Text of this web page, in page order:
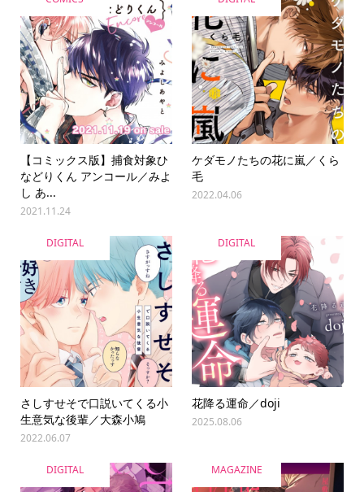
【コミックス版】捕食対象ひ
などりくん アンコール／みよ
し あ...
2021.11.24
ケダモノたちの花に嵐／くら
毛
2022.04.06
DIGITAL
さしすせそで口説いてくる小
生意気な後輩／大森小鳩
2022.06.07
DIGITAL
花降る運命／doji
2025.08.06
DIGITAL MAGAZINE